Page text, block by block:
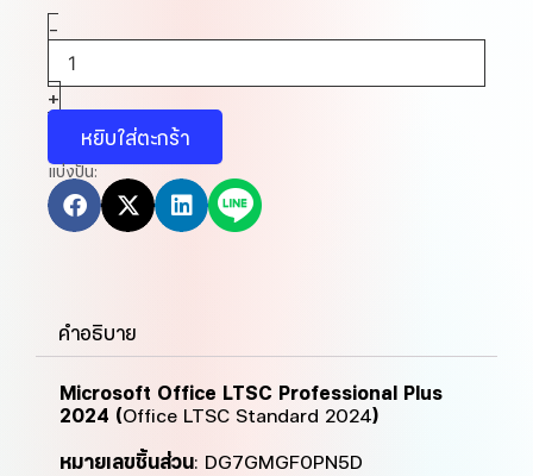
-
Office
LTSC
Standard
+
หยิบใส่ตะกร้า
แบ่งปัน:
คำอธิบาย
Microsoft Office LTSC Professional Plus
2024 (Office LTSC Standard 2024)
หมายเลขชิ้นส่วน: DG7GMGF0PN5D